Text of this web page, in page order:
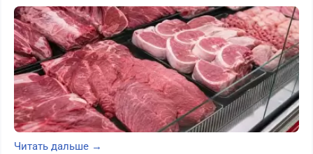
Читать дальше →